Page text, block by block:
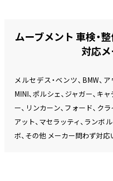
ムーブメント 車検・整
対応
メルセデス・ベンツ、BMW、
MINI、ポルシェ、ジャガー、キ
ー、リンカーン、フォード、ク
アット、マセラッティ、ランボ
ボ、その他 メーカー問わず対応